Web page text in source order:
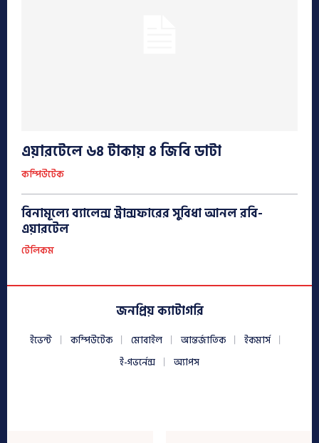
এয়ারটেলে ৬৪ টাকায় ৪ জিবি ডাটা
কম্পিউটেক
বিনামূল্যে ব্যালেন্স ট্রান্সফারের সুবিধা আনল রবি-
এয়ারটেল
টেলিকম
জনপ্রিয় ক্যাটাগরি
ইভেন্ট কম্পিউটেক মোবাইল আন্তর্জাতিক
ইকমার্স
ই-গভর্নেন্স
অ্যাপস